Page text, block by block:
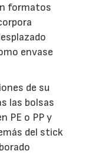
formatos
envase
de su
las bolsas
PE o PP y
del stick